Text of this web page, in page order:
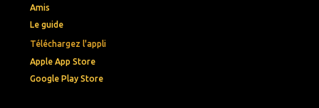
Téléchargez l'appli
Apple App Store
Google Play Store
Amis
Le guide